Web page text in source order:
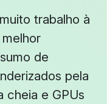
trabalho à
de
pela
cheia e GPUs